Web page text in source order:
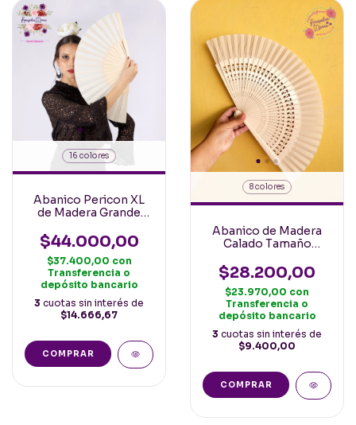
16 colores
Abanico Pericon XL
de Madera Grande
$44.000,00
$37.400,00 con
Transferencia o
depósito bancario
3 cuotas sin interés de
$14.666,67
COMPRAR
8 colores
Abanico de Madera
Calado Tamaño
$28.200,00
$23.970,00 con
Transferencia o
depósito bancario
3 cuotas sin interés de
$9.400,00
COMPRAR